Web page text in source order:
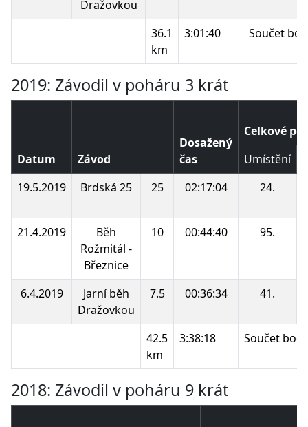
Dražovkou
36.1
km
3:01:40 Součet
2019: Závodil v poháru 3 krát
Datum Závod
Dosažený
čas
Celkové
Umístění
19.5.2019
Brdská 25 25 02:17:04 24.
21.4.2019
Běh
Rožmitál -
Březnice
10 00:44:40 95.
6.4.2019
Jarní běh
Dražovkou
7.5 00:36:34 41.
42.5
km
3:38:18 Součet
2018: Závodil v poháru 9 krát